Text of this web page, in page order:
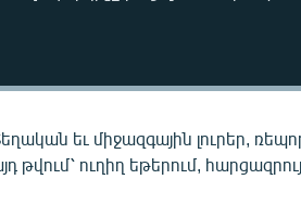
եւ միջազգային լուրեր,
թվում՝ ուղիղ եթերում,